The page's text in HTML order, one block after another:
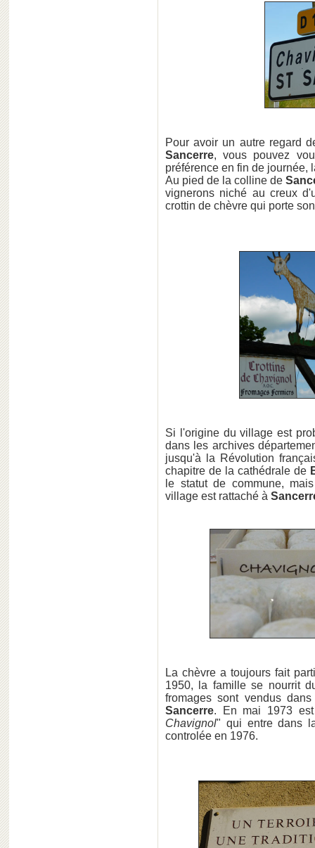
Pour avoir un autre regard
Sancerre, vous pouvez
préférence en fin de journée,
Au pied de la colline de
vignerons niché au creux
crottin de chèvre qui porte
Si l'origine du village est
dans les archives
jusqu'à la Révolution
chapitre de la cathédrale de
le statut de commune,
village est rattaché à
La chèvre a toujours fait
1950, la famille se nourrit
fromages sont vendus
Sancerre. En mai 1973
Chavignol" qui entre dans
controlée en 1976.